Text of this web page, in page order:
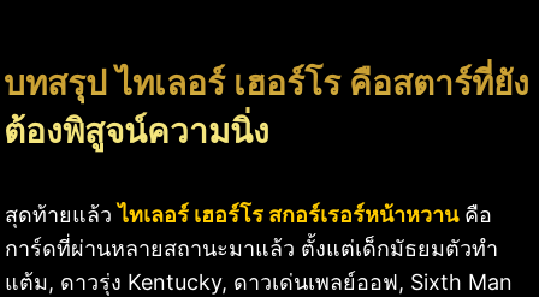
บทสรุป ไทเลอร์ เฮอร์โร คือสตาร์ที่ยัง
ต้องพิสูจน์ความนิ่ง
สุดท้ายแล้วไทเลอร์ เฮอร์โร สกอร์เรอร์หน้าหวานคือ
การ์ดที่ผ่านหลายสถานะมาแล้ว ตั้งแต่เด็กมัธยมตัวทำ
แต้ม, ดาวรุ่ง Kentucky, ดาวเด่นเพลย์ออฟ, Sixth Man